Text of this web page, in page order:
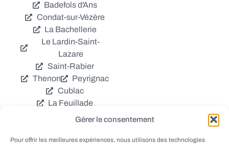
Gérer le consentement
Pour offrir les meilleures expériences, nous utilisons des technologies
Badefols d'Ans
Condat-sur-Vézère
La Bachellerie
Le Lardin-Saint-
Lazare
Saint-Rabier
Thenon
Peyrignac
Cublac
La Feuillade
Chavagnac
Coly
Grèzes